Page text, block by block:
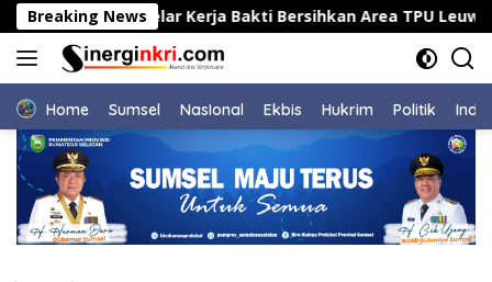
Langsung
ke
konten
Breaking News
Warga Gelar Kerja Bakti Bersihkan Area TPU Leuweung
Home Sumsel NasIonal Ekbis Hukrim Politik